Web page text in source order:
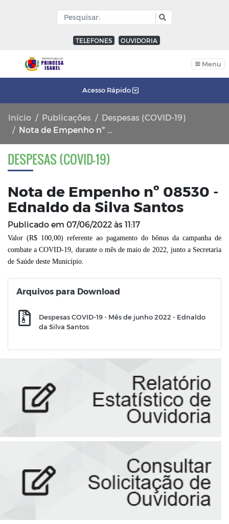
TELEFONES OUVIDORIA
Menu
Acesso Rápido
Início Publicações
Despesas (COVID-19)
Nota de Empenho nº 08530 - Ednaldo da Silva Santos
DESPESAS (COVID-19)
Nota de Empenho nº 08530 -
Ednaldo da Silva Santos
Publicado em 07/06/2022 às 11:17
Valor (R$ 100,00) referente ao pagamento do bônus da campanha de
combate a COVID-19, durante o mês de maio de 2022, junto a Secretaria
de Saúde deste Município.
Arquivos para Download
Despesas COVID-19 - Mês de junho 2022 - Ednaldo
da Silva Santos